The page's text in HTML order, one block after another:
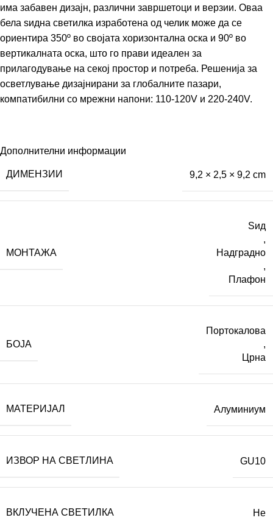
има забавен дизајн, различни завршетоци и верзии. Оваа
бела ѕидна светилка изработена од челик може да се
ориентира 350º во својата хоризонтална оска и 90º во
вертикалната оска, што го прави идеален за
прилагодување на секој простор и потреба. Решенија за
осветлување дизајнирани за глобалните пазари,
компатибилни со мрежни напони: 110-120V и 220-240V.
Дополнителни информации
ДИМЕНЗИИ 9,2 × 2,5 × 9,2 cm
МОНТАЖА
Ѕид
,
Надградно
,
Плафон
БОЈА
Портокалова
,
Црна
МАТЕРИЈАЛ Алуминиум
ИЗВОР НА СВЕТЛИНА GU10
ВКЛУЧЕНА СВЕТИЛКА Не